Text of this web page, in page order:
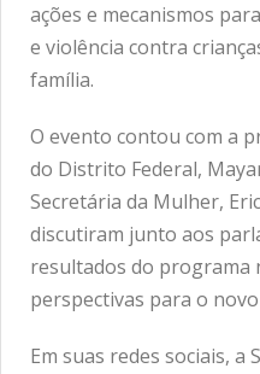
ações e mecanismos
e violência contra
família.
O evento contou com a
do Distrito Federal,
Secretária da Mulher,
discutiram junto aos
resultados do programa
perspectivas para o
Em suas redes sociais, a